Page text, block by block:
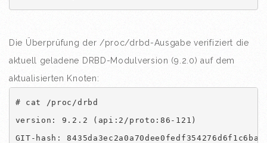
Die Überprüfung der /proc/drbd-Ausgabe verifiziert die
aktuell geladene DRBD-Modulversion (9.2.0) auf dem
aktualisierten Knoten:
# cat /proc/drbd
version: 9.2.2 (api:2/proto:86-121)
GIT-hash: